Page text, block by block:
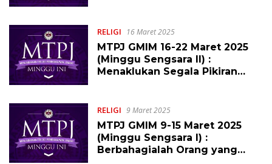
RELIGI 16 Maret 2025
MTPJ GMIM 16-22 Maret 2025
(Minggu Sengsara II) :
Menaklukan Segala Pikiran
RELIGI 9 Maret 2025
MTPJ GMIM 9-15 Maret 2025
(Minggu Sengsara I) :
Berbahagialah Orang yang